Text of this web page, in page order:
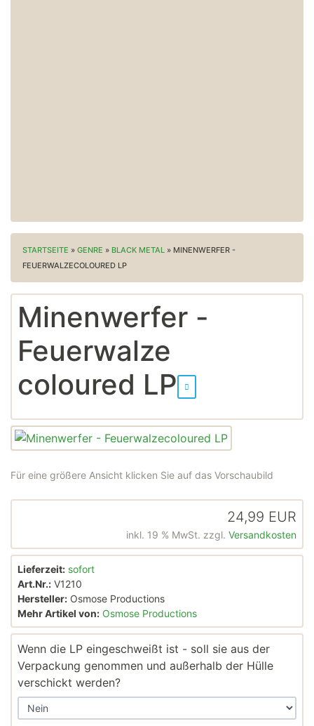
STARTSEITE » GENRE » BLACK METAL » MINENWERFER -
FEUERWALZECOLOURED LP
Minenwerfer -
Feuerwalze
coloured LP
Für eine größere Ansicht klicken Sie auf das Vorschaubild
24,99 EUR
inkl. 19 % MwSt. zzgl. Versandkosten
Lieferzeit: sofort
Art.Nr.: V1210
Hersteller: Osmose Productions
Mehr Artikel von: Osmose Productions
Wenn die LP eingeschweißt ist - soll sie aus der
Verpackung genommen und außerhalb der Hülle
verschickt werden?